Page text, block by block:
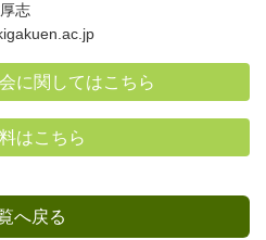
志
に関してはこちら
はこちら
へ戻る